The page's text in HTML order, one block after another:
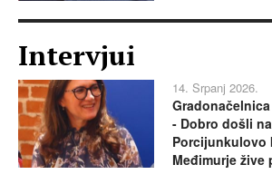
Intervjui
14. Srpanj 2026.
- Dobro došli
Porcijunkulovo
Međimurje žive